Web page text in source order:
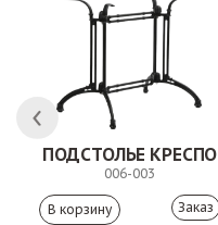
ПОДСТОЛЬЕ КРЕСПО
006-003
Заказ